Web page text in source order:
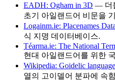
EADH: Ogham in 3D — 더
초기 아일랜드어 비문을
Logainm.ie: Placenames
식 지명 데이터베이스.
Téarma.ie: The National
현대 아일랜드어를 위한
Wikipedia: Goidelic
열의 고이델어 분파에 속